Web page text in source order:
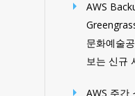
AWS
문화예술
보는 신규
AWS 주간